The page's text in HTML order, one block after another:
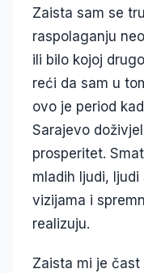
Zaista sam se
raspolaganju
ili bilo kojoj
reći da sam u
ovo je period
Sarajevo
prosperitet.
mladih ljudi,
vizijama i
realizuju.
Zaista mi je